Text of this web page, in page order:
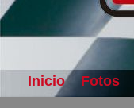
Inicio Fotos